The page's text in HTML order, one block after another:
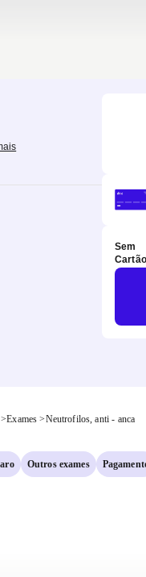
Sem
>Exames >Neutrofilos, anti - anca
Outros exames